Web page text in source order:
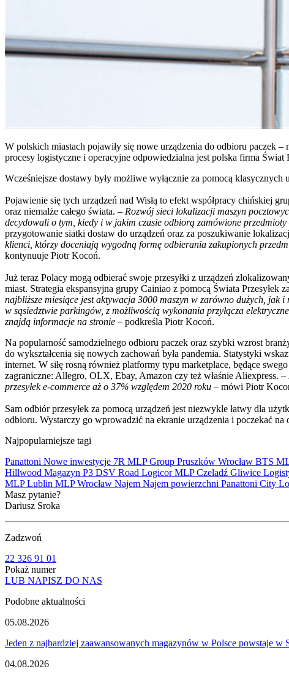
W polskich miastach pojawiły się nowe urządzenia do odbioru paczek
procesy logistyczne i operacyjne odpowiedzialna jest polska firma Świat
Wcześniejsze dostawy były możliwe wyłącznie za pomocą
Pojawienie się tych urządzeń nad Wisłą to efekt współpracy chińskiej
oraz niemalże całego świata. – Rozwój sieci lokalizacji maszyn
decydowali o tym, kiedy i w jakim czasie odbiorą zamówione przedmioty
przygotowanie siatki dostaw do urządzeń oraz za poszukiwanie
klienci, którzy doceniają wygodną formę odbierania zakupionych
kontynuuje Piotr Kocoń.
Już teraz Polacy mogą odbierać swoje przesyłki z urządzeń
miast. Strategia ekspansyjna grupy Cainiao z pomocą Świata Przesyłek
najbliższe miesiące jest aktywacja 3000 maszyn w zarówno dużych,
w sąsiedztwie parkingów, z możliwością wykonania przyłącza
znajdą informacje na stronie – podkreśla Piotr Kocoń.
Na popularność samodzielnego odbioru paczek oraz szybki wzrost
do wykształcenia się nowych zachowań była pandemia. Statystyki
internet. W siłę rosną również platformy typu marketplace, będące
zagraniczne: Allegro, OLX, Ebay, Amazon czy też właśnie Aliexpress. –
przesyłek e-commerce aż o 37% względem 2020 roku – mówi Piotr
Sam odbiór przesyłek za pomocą urządzeń jest niezwykle łatwy dla
odbioru. Wystarczy go wprowadzić na ekranie urządzenia i poczekać na
Najpopularniejsze tagi
Panattoni Nowe inwestycje 7R MLP Group Pruszków Wrocław BTS
Hillwood Magazyn P3 DSV Road LogicorMLP Czeladź Gliwice
MLP Lublin MLP Wrocław Najem Najem powierzchni Panattoni City
Masz pytanie?
Dariusz Sroka
Zadzwoń
22 326 91 01
Pokaż numer
LUB NAPISZ DO NAS
Podobne aktualności
05.08.2026
Jeden z najbardziej zaawansowanych magazynów w Polsce powstaje w
04.08.2026